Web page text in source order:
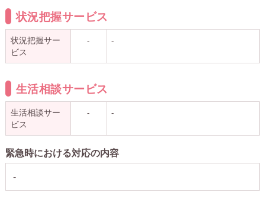
状況把握サービス
状況把握サー
ビス
- -
生活相談サービス
生活相談サー
ビス
- -
緊急時における対応の内容
-